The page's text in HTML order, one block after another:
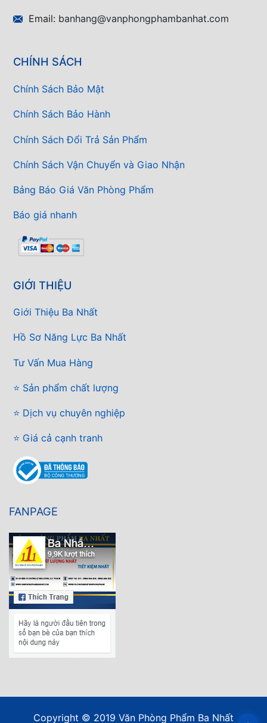
Email: banhang@vanphongphambanhat.com
CHÍNH SÁCH
Chính Sách Bảo Mật
Chính Sách Bảo Hành
Chính Sách Đổi Trả Sản Phẩm
Chính Sách Vận Chuyển và Giao Nhận
Bảng Báo Giá Văn Phòng Phẩm
Báo giá nhanh
GIỚI THIỆU
Giới Thiệu Ba Nhất
Hồ Sơ Năng Lực Ba Nhất
Tư Vấn Mua Hàng
⭐ Sản phẩm chất lượng
⭐ Dịch vụ chuyên nghiệp
⭐ Giá cả cạnh tranh
FANPAGE
Copyright © 2019 Văn Phòng Phẩm Ba Nhất